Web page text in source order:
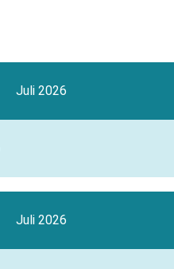
Juli 2026
Juli 2026